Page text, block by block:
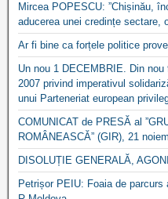
Mircea POPESCU: ”Chișinău,
aducerea unei credințe sectare,
Ar fi bine ca forțele politice
Un nou 1 DECEMBRIE. Din
2007 privind imperativul
unui Parteneriat european
COMUNICAT de PRESĂ al
ROMÂNEASCĂ” (GIR), 21
DISOLUȚIE GENERALĂ,
Petrișor PEIU: Foaia de